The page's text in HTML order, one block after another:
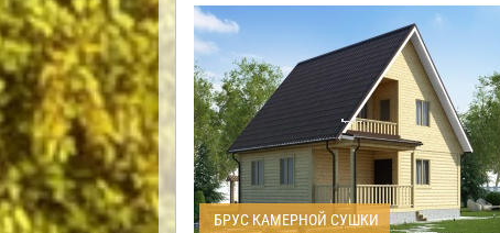
БРУС КАМЕРНОЙ СУШКИ